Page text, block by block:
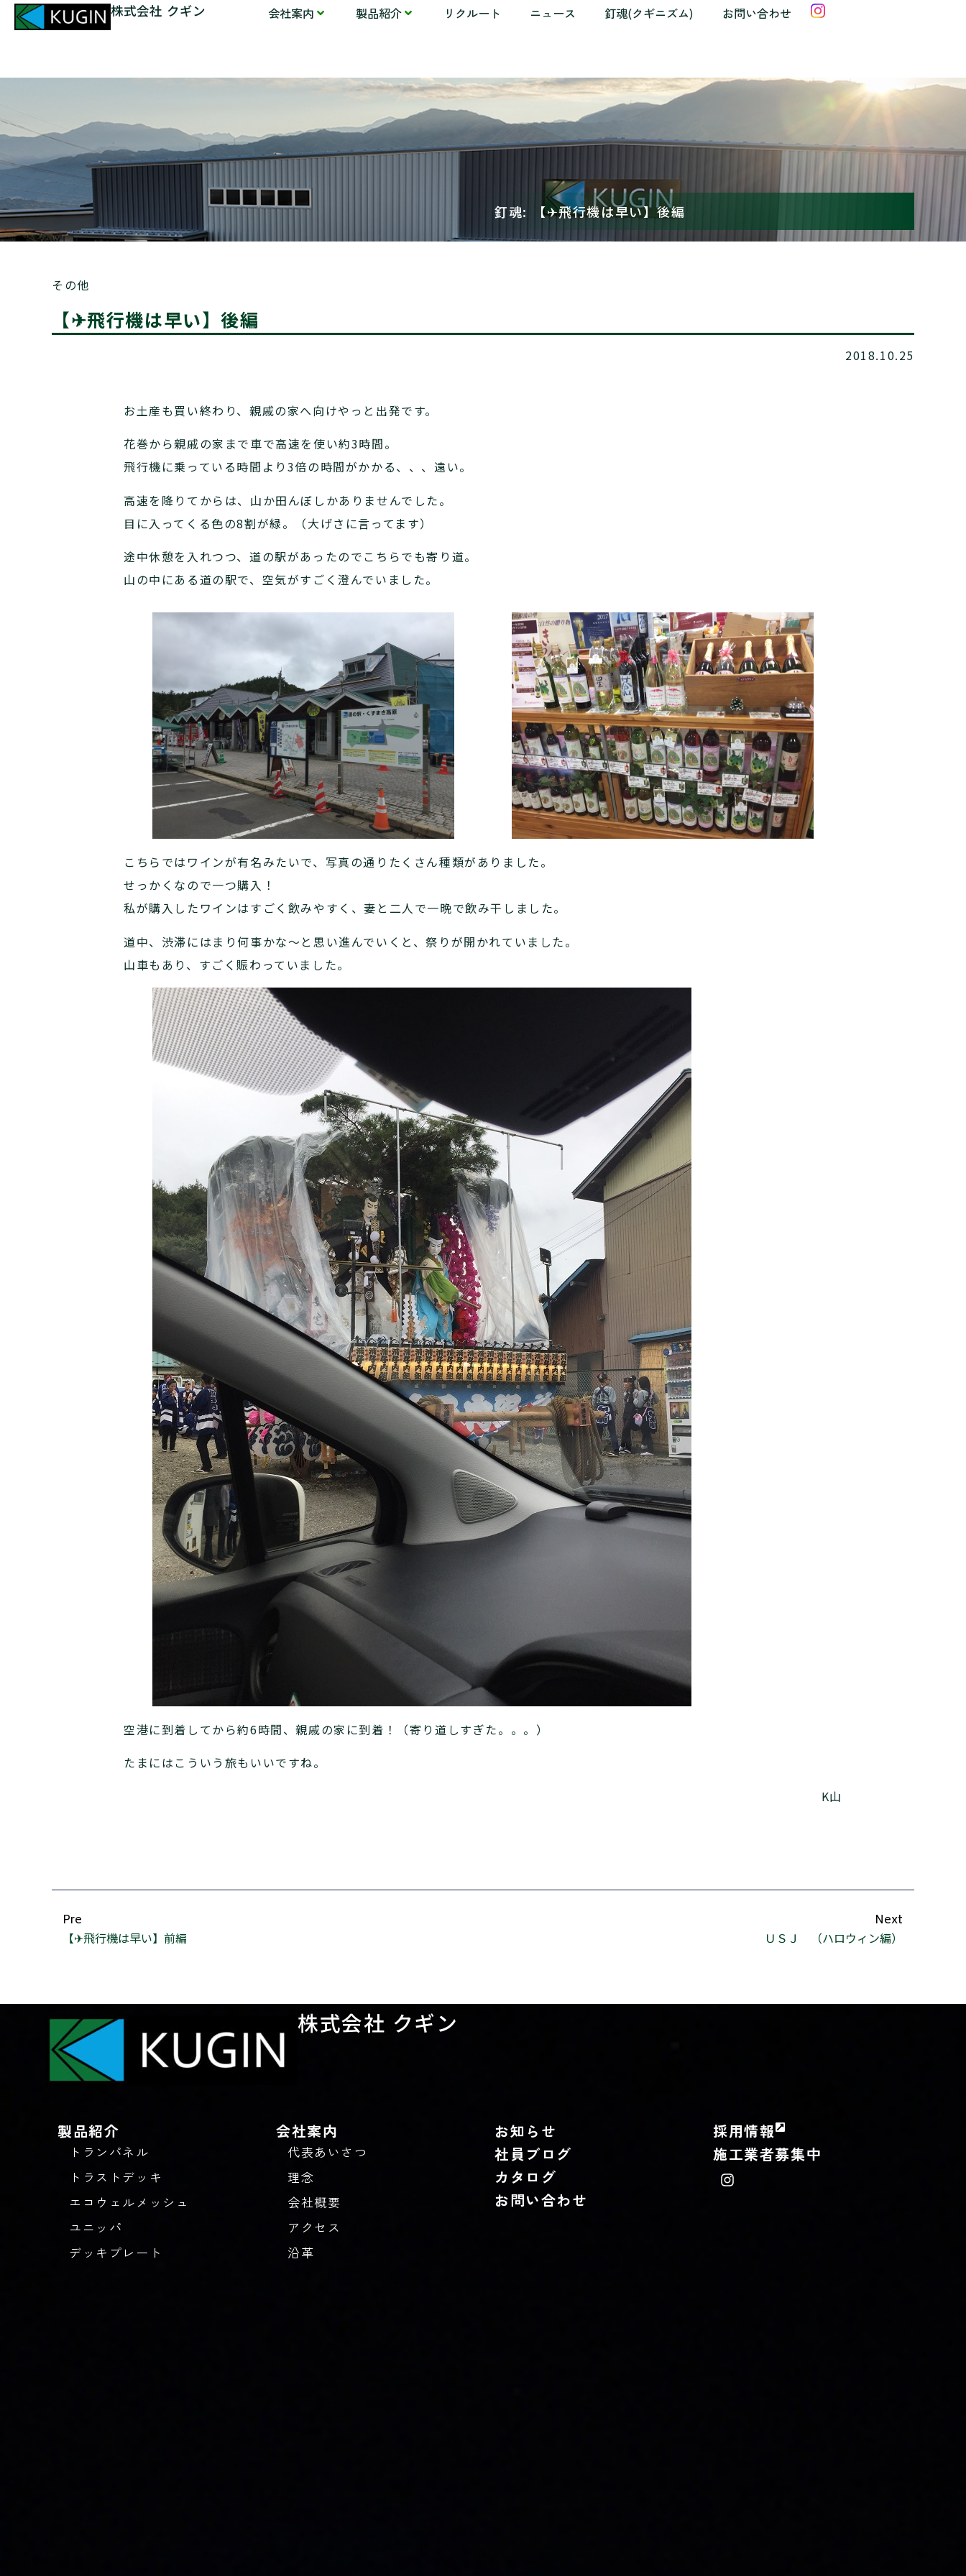
株式会社 クギン 会社案内 製品紹介 リクルート ニュース 釘魂(クギニズム) お問い合わせ
釘魂: 【✈飛行機は早い】後編
その他
【✈飛行機は早い】後編
2018.10.25
お土産も買い終わり、親戚の家へ向けやっと出発です。
花巻から親戚の家まで車で高速を使い約3時間。
飛行機に乗っている時間より3倍の時間がかかる、、、遠い。
高速を降りてからは、山か田んぼしかありませんでした。
目に入ってくる色の8割が緑。（大げさに言ってます）
途中休憩を入れつつ、道の駅があったのでこちらでも寄り道。
山の中にある道の駅で、空気がすごく澄んでいました。
こちらではワインが有名みたいで、写真の通りたくさん種類がありました。
せっかくなので一つ購入！
私が購入したワインはすごく飲みやすく、妻と二人で一晩で飲み干しました。
道中、渋滞にはまり何事かな～と思い進んでいくと、祭りが開かれていました。
山車もあり、すごく賑わっていました。
空港に到着してから約6時間、親戚の家に到着！（寄り道しすぎた。。。）
たまにはこういう旅もいいですね。
K山
Pre
【✈飛行機は早い】前編
Next
ＵＳＪ （ハロウィン編）
株式会社 クギン
製品紹介
トランパネル
トラストデッキ
エコウェルメッシュ
ユニッパ
デッキプレート
会社案内
代表あいさつ
理念
会社概要
アクセス
沿革
お知らせ
社員ブログ
カタログ
お問い合わせ
採用情報
施工業者募集中